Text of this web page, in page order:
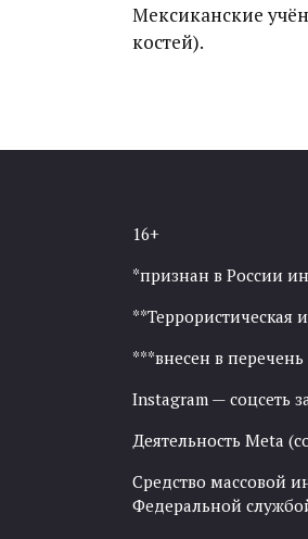
Мексиканские
костей).
16+
*признан в России
**Террористическая
***внесен в
Instagram — соцсеть
Деятельность Meta
Средство массовой
Федеральной